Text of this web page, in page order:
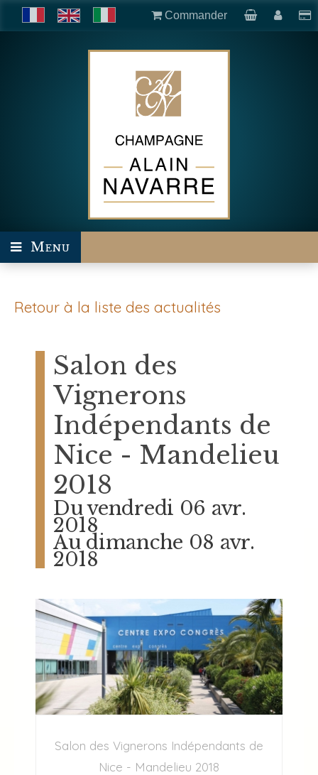
Menu
Retour à la liste des actualités
Salon des
Vignerons
Indépendants de
Nice - Mandelieu
2018
Du vendredi 06 avr.
2018
Au dimanche 08 avr.
2018
Salon des Vignerons Indépendants de
Nice - Mandelieu 2018
Commander